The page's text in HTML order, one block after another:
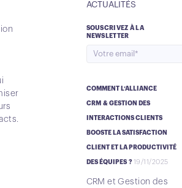
ACTUALITÉS
SOUSCRIVEZ À LA
NEWSLETTER
COMMENT L’ALLIANCE
CRM & GESTION DES
INTERACTIONS CLIENTS
BOOSTE LA SATISFACTION
CLIENT ET LA PRODUCTIVITÉ
DES ÉQUIPES ? 19/11/2025
CRM et Gestion des